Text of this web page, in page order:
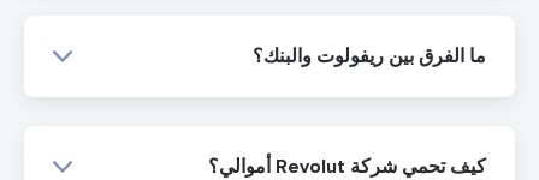
ما الفرق بين ريفولوت والبنك؟
كيف تحمي شركة Revolut أموالي؟